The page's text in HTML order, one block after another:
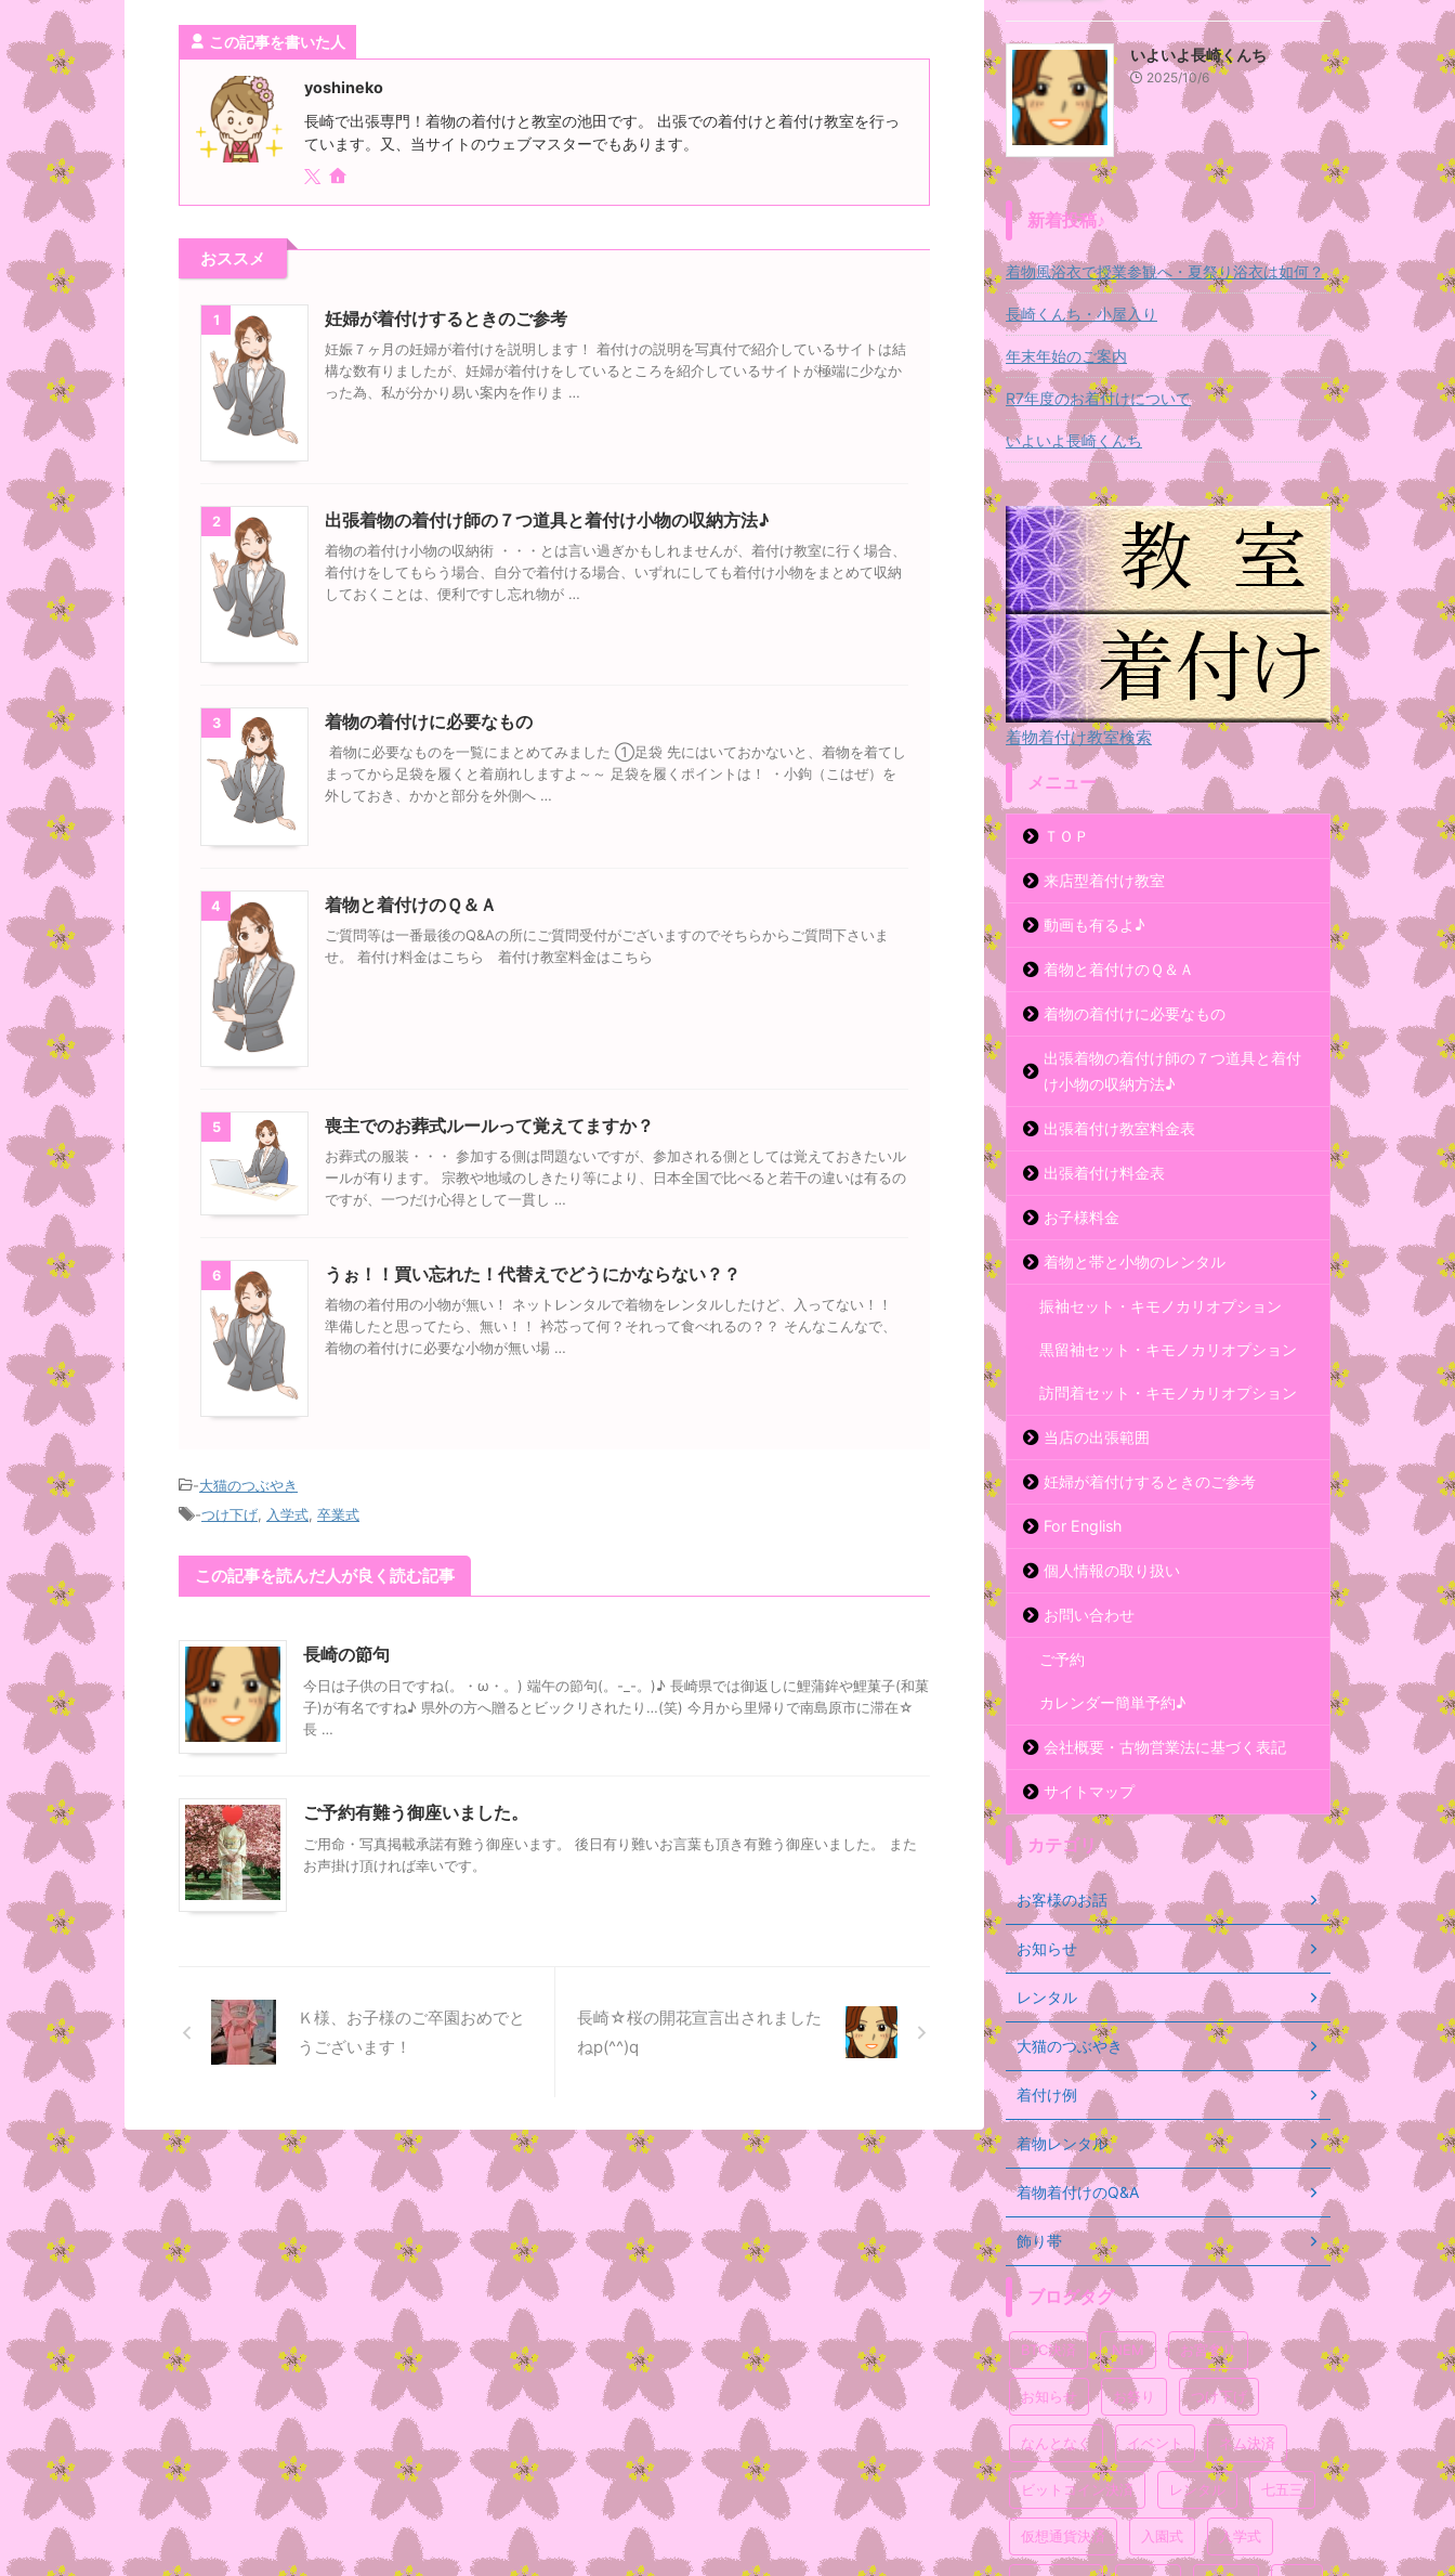
この記事を書いた人
yoshineko
長崎で出張専門！着物の着付けと教室の池田です。 出張での着付けと着付け教室を行っ
ています。又、当サイトのウェブマスターでもあります。
おススメ
1 妊婦が着付けするときのご参考
妊娠７ヶ月の妊婦が着付けを説明します！ 着付けの説明を写真付で紹介しているサイトは結
構な数有りましたが、妊婦が着付けをしているところを紹介しているサイトが極端に少なか
った為、私が分かり易い案内を作りま …
2 出張着物の着付け師の７つ道具と着付け小物の収納方法♪
着物の着付け小物の収納術 ・・・とは言い過ぎかもしれませんが、着付け教室に行く場合、
着付けをしてもらう場合、自分で着付ける場合、いずれにしても着付け小物をまとめて収納
しておくことは、便利ですし忘れ物が …
3 着物の着付けに必要なもの
着物に必要なものを一覧にまとめてみました ①足袋 先にはいておかないと、着物を着てし
まってから足袋を履くと着崩れしますよ～～ 足袋を履くポイントは！ ・小鉤（こはぜ）を
外しておき、かかと部分を外側へ …
4 着物と着付けのＱ＆Ａ
ご質問等は一番最後のQ&Aの所にご質問受付がございますのでそちらからご質問下さいま
せ。 着付け料金はこちら 着付け教室料金はこちら
5 喪主でのお葬式ルールって覚えてますか？
お葬式の服装・・・ 参加する側は問題ないですが、参加される側としては覚えておきたいル
ールが有ります。 宗教や地域のしきたり等により、日本全国で比べると若干の違いは有るの
ですが、一つだけ心得として一貫し …
6 うぉ！！買い忘れた！代替えでどうにかならない？？
着物の着付用の小物が無い！ ネットレンタルで着物をレンタルしたけど、入ってない！！
準備したと思ってたら、無い！！ 衿芯って何？それって食べれるの？？ そんなこんなで、
着物の着付けに必要な小物が無い場 …
-大猫のつぶやき
-つけ下げ, 入学式, 卒業式
この記事を読んだ人が良く読む記事
長崎の節句
今日は子供の日ですね(。・ω・。) 端午の節句(。-_-。)♪ 長崎県では御返しに鯉蒲鉾や鯉菓子(和菓
子)が有名ですね♪ 県外の方へ贈るとビックリされたり…(笑) 今月から里帰りで南島原市に滞在☆
長 …
ご予約有難う御座いました。
ご用命・写真掲載承諾有難う御座います。 後日有り難いお言葉も頂き有難う御座いました。 また
お声掛け頂ければ幸いです。
Ｋ様、お子様のご卒園おめでと
うございます！
長崎☆桜の開花宣言出されました
ねp(^^)q
いよいよ長崎くんち
2025/10/6
新着投稿♪
着物風浴衣で授業参観へ・夏祭り浴衣は如何？
長崎くんち・小屋入り
年末年始のご案内
R7年度のお着付けについて
いよいよ長崎くんち
着物着付け教室検索
メニュー
ＴＯＰ
来店型着付け教室
動画も有るよ♪
着物と着付けのＱ＆Ａ
着物の着付けに必要なもの
出張着物の着付け師の７つ道具と着付
け小物の収納方法♪
出張着付け教室料金表
出張着付け料金表
お子様料金
着物と帯と小物のレンタル
振袖セット・キモノカリオプション
黒留袖セット・キモノカリオプション
訪問着セット・キモノカリオプション
当店の出張範囲
妊婦が着付けするときのご参考
For English
個人情報の取り扱い
お問い合わせ
ご予約
カレンダー簡単予約♪
会社概要・古物営業法に基づく表記
サイトマップ
カテゴリ
お客様のお話
お知らせ
レンタル
大猫のつぶやき
着付け例
着物レンタル
着物着付けのQ&A
飾り帯
ブログタグ
BTC決済 NEM お宮参り
お知らせ お祭り つけ下げ
なんとなく イベント ネム決済
ビットコイン決済 レンタル 七五三
仮想通貨決済 入園式 入学式